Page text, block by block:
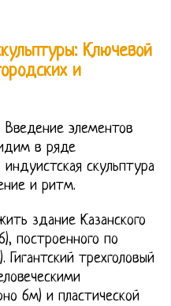
Ключевой
и
элементов
в ряде
скульптура
и ритм.
здание Казанского
построенного по
Гигантский трехголовый
6м) и пластической